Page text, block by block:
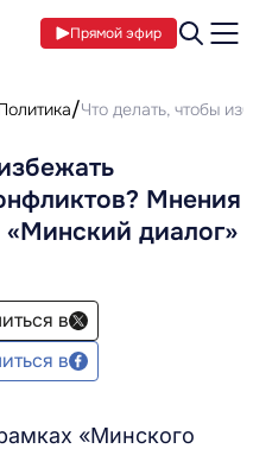
Прямой эфир
Что делать, чтобы
Мнения
диалог»
в
в
«Минского